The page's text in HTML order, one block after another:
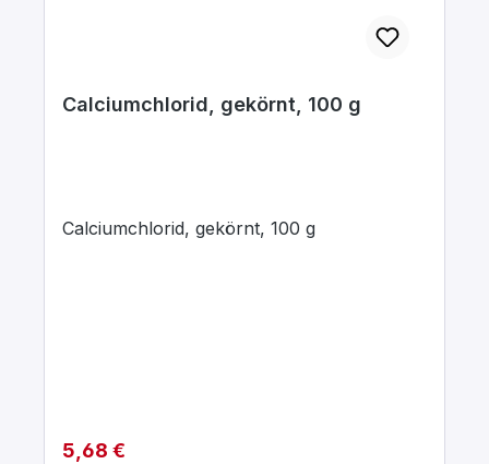
Calciumchlorid, gekörnt, 100 g
Calciumchlorid, gekörnt, 100 g
Regulärer Preis:
5,68 €